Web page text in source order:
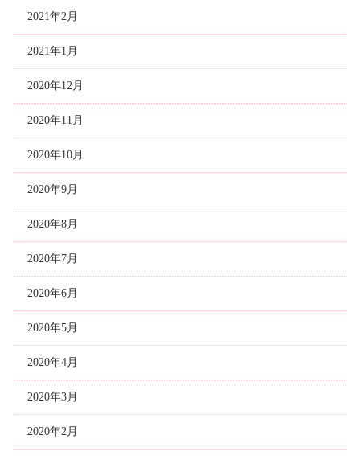
2021年2月
2021年1月
2020年12月
2020年11月
2020年10月
2020年9月
2020年8月
2020年7月
2020年6月
2020年5月
2020年4月
2020年3月
2020年2月